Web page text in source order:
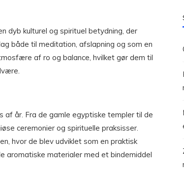
dyb kulturel og spirituel betydning, der
både til meditation, afslapning og som en
af ro og balance, hvilket gør dem til
af år. Fra de gamle egyptiske templer til de
ceremonier og spirituelle praksisser.
hvor de blev udviklet som en praktisk
aromatiske materialer med et bindemiddel